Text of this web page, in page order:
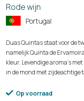
Rode wijn
Portugal
Duas Quintas staat voor de
namelijk Quinta de
kleur. Levendige aroma’s
in de mond met zijdeachtige
Op voorraad